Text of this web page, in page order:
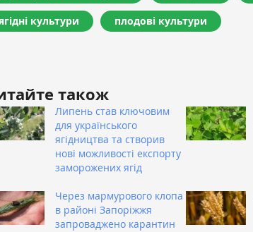
культури плодові культури
також
Липень став ключовим
для українського
ягідництва та створив
нові можливості експорту
заморожених ягід
Через мармурового клопа
в районі Запоріжжя
запроваджено карантин